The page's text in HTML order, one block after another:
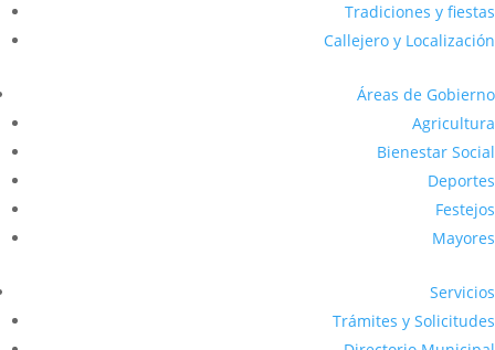
Tradiciones y fiestas
Callejero y Localización
Áreas de Gobierno
Agricultura
Bienestar Social
Deportes
Festejos
Mayores
Servicios
Trámites y Solicitudes